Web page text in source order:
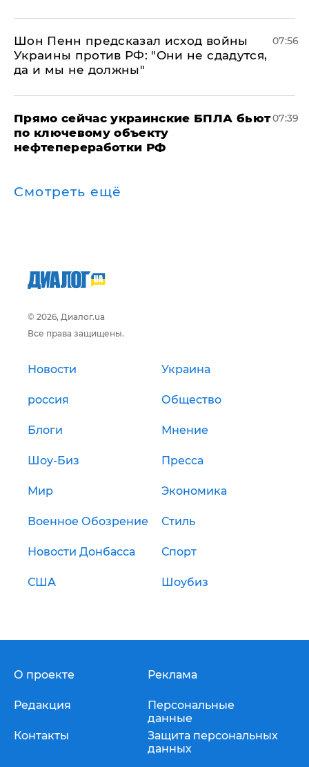
Шон Пенн предсказал исход войны
Украины против РФ: "Они не сдадутся,
да и мы не должны"
07:56
Прямо сейчас украинские БПЛА бьют
по ключевому объекту
нефтепереработки РФ
07:39
Смотреть ещё
© 2026, Диалог.ua
Все права защищены.
Новости Украина
россия Общество
Блоги Мнение
Шоу-Биз Пресса
Мир Экономика
Военное Обозрение Стиль
Новости Донбасса Спорт
США Шоубиз
О проекте
Редакция
Контакты
Реклама
Персональные
данные
Защита персональных
данных